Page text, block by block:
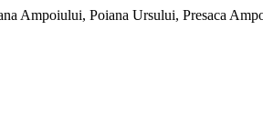
Ampoiului, Poiana Ursului, Presaca